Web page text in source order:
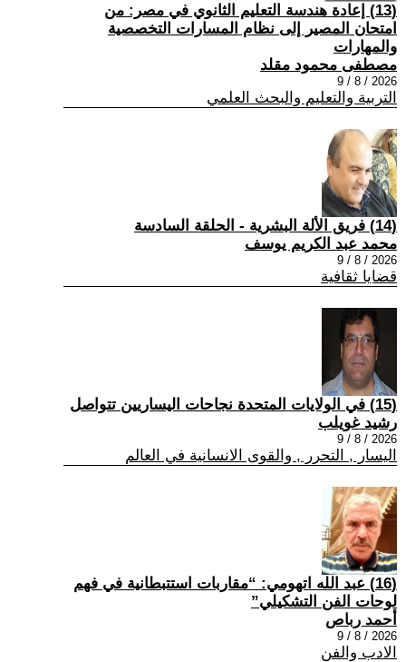
(13) إعادة هندسة التعليم الثانوي في مصر: من
امتحان المصير إلى نظام المسارات التخصصية
والمهارات
مصطفى محمود مقلد
2026 / 8 / 9
التربية والتعليم والبحث العلمي
(14) فريق الألة البشرية - الحلقة السادسة
محمد عبد الكريم يوسف
2026 / 8 / 9
قضايا ثقافية
(15) في الولايات المتحدة نجاحات اليساريين تتواصل
رشيد غويلب
2026 / 8 / 9
اليسار , التحرر , والقوى الانسانية في العالم
(16) عبد الله اتهومي: “مقاربات استتبطانية في فهم
لوحات الفن التشكيلي”
أحمد رباص
2026 / 8 / 9
الادب والفن